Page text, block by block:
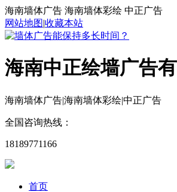
海南墙体广告 海南墙体彩绘 中正广告
网站地图|收藏本站
海南中正绘墙广告
海南墙体广告|海南墙体彩绘|中正广告
全国咨询热线：
18189771166
首页